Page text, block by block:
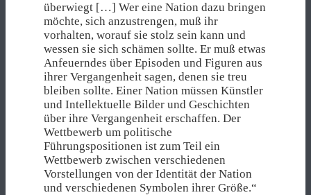
überwiegt […] Wer eine Nation dazu bringen
möchte, sich anzustrengen, muß ihr
vorhalten, worauf sie stolz sein kann und
wessen sie sich schämen sollte. Er muß etwas
Anfeuerndes über Episoden und Figuren aus
ihrer Vergangenheit sagen, denen sie treu
bleiben sollte. Einer Nation müssen Künstler
und Intellektuelle Bilder und Geschichten
über ihre Vergangenheit erschaffen. Der
Wettbewerb um politische
Führungspositionen ist zum Teil ein
Wettbewerb zwischen verschiedenen
Vorstellungen von der Identität der Nation
und verschiedenen Symbolen ihrer Größe.“